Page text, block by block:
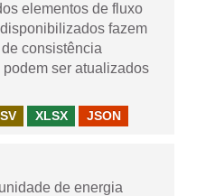
elementos de fluxo
fazem
consistência
podem ser atualizados
XLSX JSON
de energia